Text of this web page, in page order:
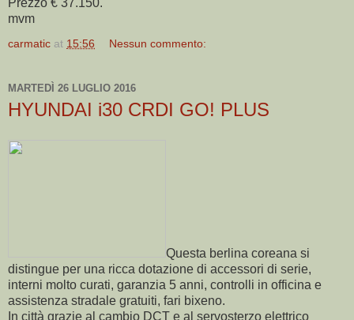
Prezzo € 37.150.
mvm
carmatic at 15:56 Nessun commento:
MARTEDÌ 26 LUGLIO 2016
HYUNDAI i30 CRDI GO! PLUS
Questa berlina coreana si
distingue per una ricca dotazione di accessori di serie,
interni molto curati, garanzia 5 anni, controlli in officina e
assistenza stradale gratuiti, fari bixeno.
In città grazie al cambio DCT e al servosterzo elettrico